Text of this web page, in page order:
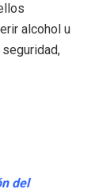
alcohol u
del